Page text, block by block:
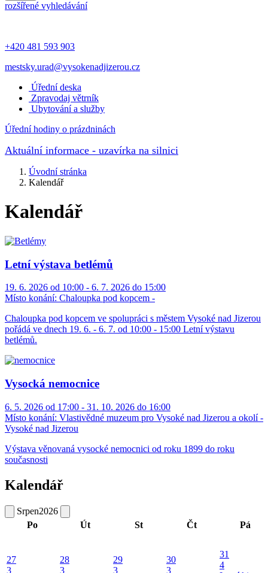
rozšířené vyhledávání
+420 481 593 903
mestsky.urad@vysokenadjizerou.cz
Úřední deska
Zpravodaj větrník
Ubytování a služby
Úřední hodiny o prázdninách
Aktuální informace - uzavírka na silnici
Úvodní stránka
Kalendář
Kalendář
Letní výstava betlémů
19. 6. 2026 od 10:00 - 6. 7. 2026 do 15:00
Místo konání: Chaloupka pod kopcem -
Chaloupka pod kopcem ve spolupráci s městem Vysoké nad Jizerou
pořádá ve dnech 19. 6. - 6. 7. od 10:00 - 15:00 Letní výstavu
betlémů.
Vysocká nemocnice
6. 5. 2026 od 17:00 - 31. 10. 2026 do 16:00
Místo konání: Vlastivědné muzeum pro Vysoké nad Jizerou a okolí -
Vysoké nad Jizerou
Výstava věnovaná vysocké nemocnici od roku 1899 do roku
současnosti
Kalendář
Srpen2026
Po
Út St Čt Pá
27
3
28
3
29
3
30
3
31
4